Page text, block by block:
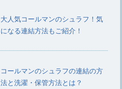
大人気コールマンのシュラフ！気
になる連結方法もご紹介！
コールマンのシュラフの連結の方
法と洗濯・保管方法とは？